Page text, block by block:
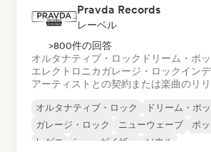
Pravda Records
レーベル
>800件の回答
オルタナティブ・ロック ドリーム・ポ
エレクトロニカガレージ・ロックイン
アーティストとの契約または楽曲のリ
オルタナティブ・ロック
ドリーム・ポ
ガレージ・ロック
ニューウェーブ
ポ
レゲエ
シューゲイザー ソウル